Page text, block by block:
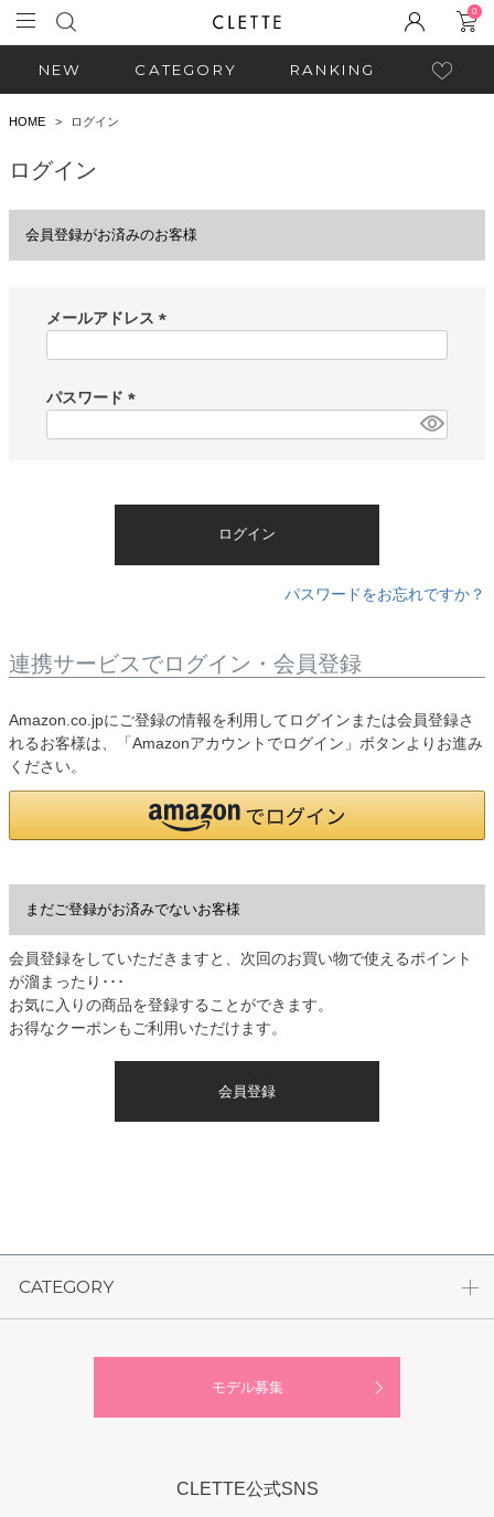
0
NEW CATEGORY RANKING
HOME ログイン
ログイン
会員登録がお済みのお客様
メールアドレス
)
パスワード
ログイン
パスワードをお忘れですか？
連携サービスでログイン・会員登録
Amazon.co.jpにご登録の情報を利用してログインまたは会員登録さ
れるお客様は、「Amazonアカウントでログイン」ボタンよりお進み
ください。
まだご登録がお済みでないお客様
会員登録をしていただきますと、次回のお買い物で使えるポイント
が溜まったり･･･
お気に入りの商品を登録することができます。
お得なクーポンもご利用いただけます。
会員登録
CATEGORY
モデル募集
CLETTE公式SNS